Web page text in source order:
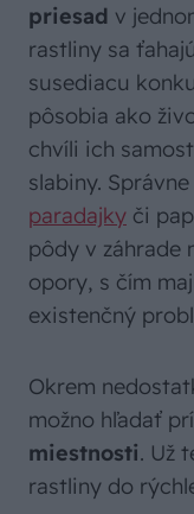
priesad v
rastliny sa
susediacu
pôsobia ako
chvíli ich
slabiny.
paradajky či
pôdy v záhrade
opory, s čím
existenčný
Okrem
možno hľadať
miestnosti. Už
rastliny do